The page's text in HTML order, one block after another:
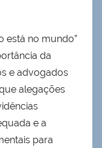
está no mundo”
da
e advogados
alegações
e a
para